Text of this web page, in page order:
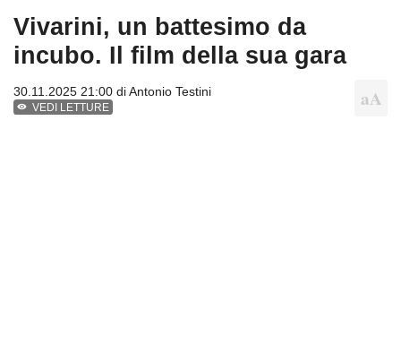
Vivarini, un battesimo da
incubo. Il film della sua gara
30.11.2025 21:00 diAntonio Testini
VEDI LETTURE